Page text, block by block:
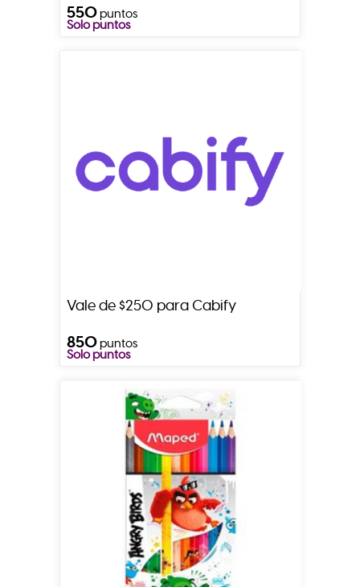
550puntos
Solo puntos
Vale de $250 para Cabify
850puntos
Solo puntos